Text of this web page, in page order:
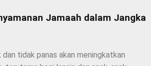
Jamaah dalam Jangka
tidak panas akan meningkatkan